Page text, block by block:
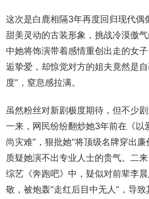
这次是白鹿相隔3年再度回归现代偶
甜美灵动的古装形象，挑战冷漠傲
中她将饰演带着感情重创出走的女
逅挚爱，却惊觉对方的姐夫竟然是
度”，窒息感拉满。
虽然粉丝对新剧极度期待，但不少剧
一来，网民纷纷翻炒她3年前在《以
尚灾难”，狠批她“将顶级名牌穿出廉
质疑她演不出专业人士的贵气。二
综艺《奔跑吧》中，疑似对前辈李
敬，被炮轰“走红后目中无人”，导